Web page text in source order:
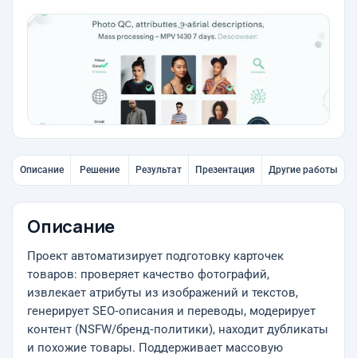
Описание Решение Результат Презентация Другие работы
Описание
Проект автоматизирует подготовку карточек
товаров: проверяет качество фотографий,
извлекает атрибуты из изображений и текстов,
генерирует SEO‑описания и переводы, модерирует
контент (NSFW/бренд‑политики), находит дубликаты
и похожие товары. Поддерживает массовую